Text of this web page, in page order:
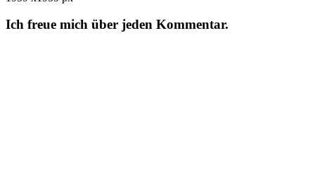
Ich freue mich über jeden Kommentar.